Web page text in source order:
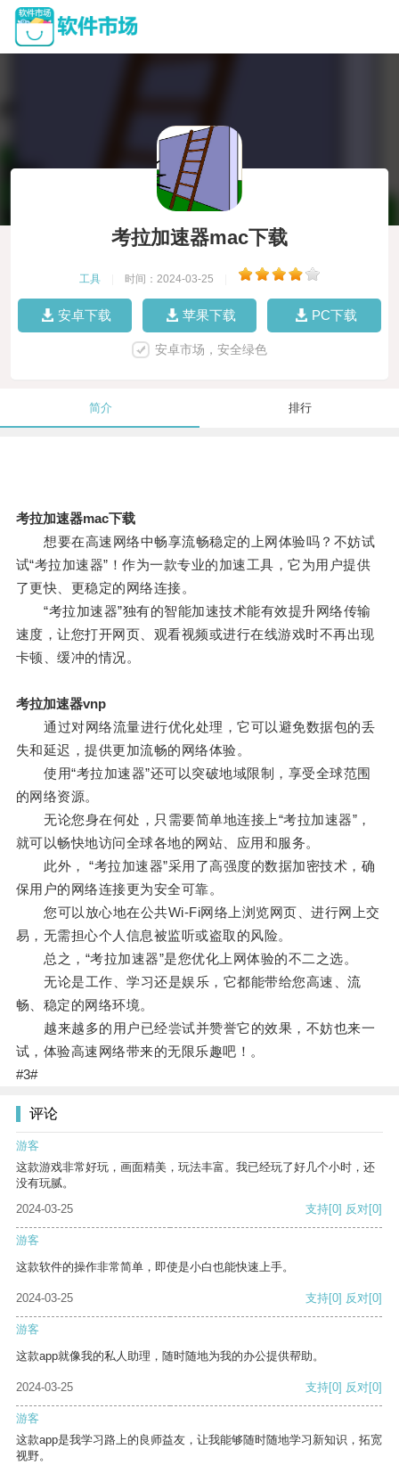
考拉加速器mac下载
工具 时间：2024-03-25
安卓下载 苹果下载 PC下载
安卓市场，安全绿色
简介 排行
考拉加速器mac下载
想要在高速网络中畅享流畅稳定的上网体验吗？不妨试
试“考拉加速器”！作为一款专业的加速工具，它为用户提供
了更快、更稳定的网络连接。
“考拉加速器”独有的智能加速技术能有效提升网络传输
速度，让您打开网页、观看视频或进行在线游戏时不再出现
卡顿、缓冲的情况。
考拉加速器vnp
通过对网络流量进行优化处理，它可以避免数据包的丢
失和延迟，提供更加流畅的网络体验。
使用“考拉加速器”还可以突破地域限制，享受全球范围
的网络资源。
无论您身在何处，只需要简单地连接上“考拉加速器”，
就可以畅快地访问全球各地的网站、应用和服务。
此外， “考拉加速器”采用了高强度的数据加密技术，确
保用户的网络连接更为安全可靠。
您可以放心地在公共Wi-Fi网络上浏览网页、进行网上交
易，无需担心个人信息被监听或盗取的风险。
总之，“考拉加速器”是您优化上网体验的不二之选。
无论是工作、学习还是娱乐，它都能带给您高速、流
畅、稳定的网络环境。
越来越多的用户已经尝试并赞誉它的效果，不妨也来一
试，体验高速网络带来的无限乐趣吧！。
#3#
评论
游客
这款游戏非常好玩，画面精美，玩法丰富。我已经玩了好几个小时，还
没有玩腻。
2024-03-25
支持[0] 反对[0]
游客
这款软件的操作非常简单，即使是小白也能快速上手。
2024-03-25 支持[0] 反对[0]
游客
这款app就像我的私人助理，随时随地为我的办公提供帮助。
2024-03-25 支持[0] 反对[0]
游客
这款app是我学习路上的良师益友，让我能够随时随地学习新知识，拓宽
视野。